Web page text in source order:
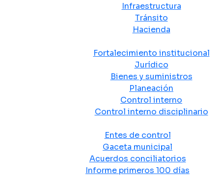
Infraestructura
Tránsito
Hacienda
Fortalecimiento institucional
Jurídico
Bienes y suministros
Planeación
Control interno
Control interno disciplinario
Entes de control
Gaceta municipal
Acuerdos conciliatorios
Informe primeros 100 días